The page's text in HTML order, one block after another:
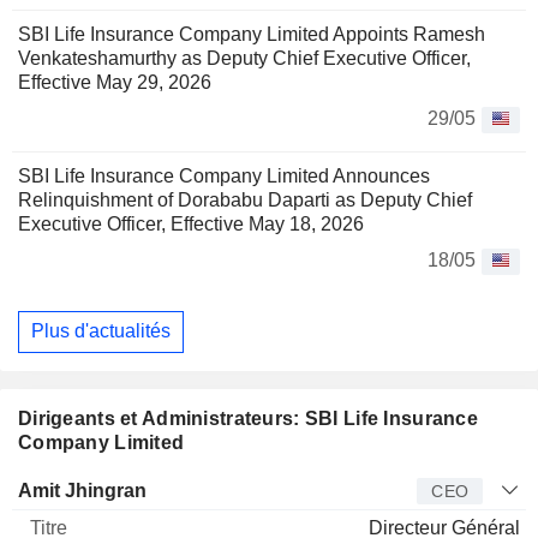
SBI Life Insurance Company Limited Appoints Ramesh
Venkateshamurthy as Deputy Chief Executive Officer,
Effective May 29, 2026
29/05
SBI Life Insurance Company Limited Announces
Relinquishment of Dorababu Daparti as Deputy Chief
Executive Officer, Effective May 18, 2026
18/05
Plus d'actualités
Dirigeants et Administrateurs: SBI Life Insurance
Company Limited
Dirigeant Titre
Amit Jhingran CEO
Directeur Général